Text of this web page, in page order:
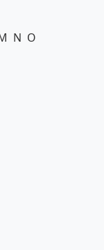
N O